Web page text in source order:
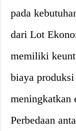
pada
dari Lot
memiliki
biaya
meningkatkan
Perbedaan